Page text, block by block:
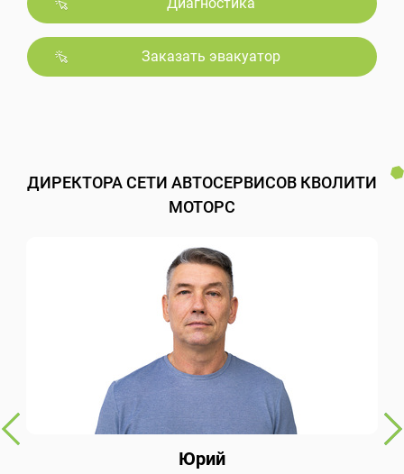
Заказать эвакуатор
ДИРЕКТОРА СЕТИ АВТОСЕРВИСОВ КВОЛИТИ
МОТОРС
Юрий